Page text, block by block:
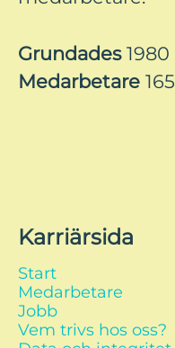
Grundades 1980
Medarbetare 165
Karriärsida
Start
Medarbetare
Jobb
Vem trivs hos oss?